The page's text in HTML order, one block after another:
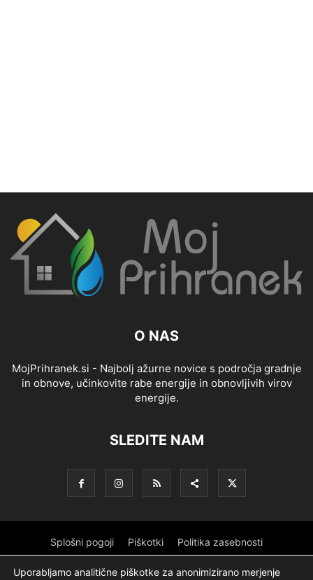
O NAS
MojPrihranek.si - Najbolj ažurne novice s področja gradnje
in obnove, učinkovite rabe energije in obnovljivih virov
energije.
SLEDITE NAM
Splošni pogoji Piškotki Politika zasebnosti
Oglaševanje Partnerji Sofinanciranje Logotip
Uporabljamo analitične piškotke za anonimizirano merjenje